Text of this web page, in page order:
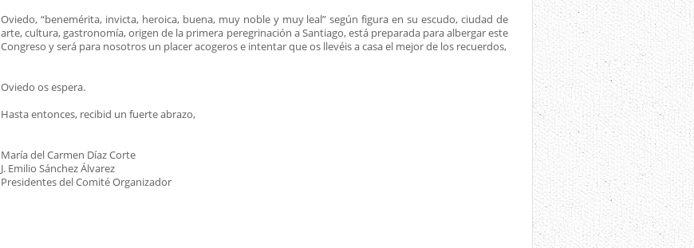
Oviedo, “benemérita, invicta, heroica, buena, muy noble y muy leal” según figura en su escudo, ciudad de
arte, cultura, gastronomía, origen de la primera peregrinación a Santiago, está preparada para albergar este
Congreso y será para nosotros un placer acogeros e intentar que os llevéis a casa el mejor de los recuerdos,
Oviedo os espera.
Hasta entonces, recibid un fuerte abrazo,
María del Carmen Díaz Corte
J. Emilio Sánchez Álvarez
Presidentes del Comité Organizador